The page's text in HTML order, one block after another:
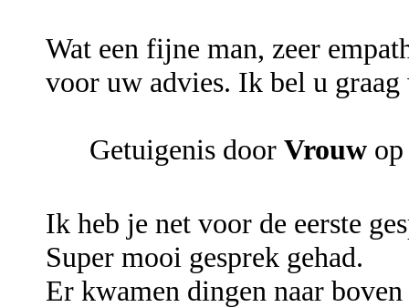
Wat een fijne man, zeer
voor uw advies. Ik bel u graag
Getuigenis door Vrouw
Ik heb je net voor de eerste
Super mooi gesprek gehad.
Er kwamen dingen naar